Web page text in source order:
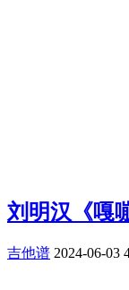
刘明汉《嘎
吉他谱 2024-06-03